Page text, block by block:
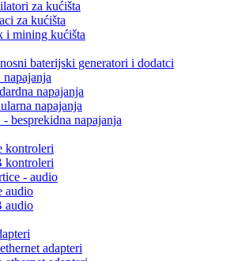
za kućišta
za kućišta
i mining kućišta
baterijski generatori i dodatci
napajanja
napajanja
napajanja
- besprekidna napajanja
kontroleri
kontroleri
- audio
audio
audio
adapteri